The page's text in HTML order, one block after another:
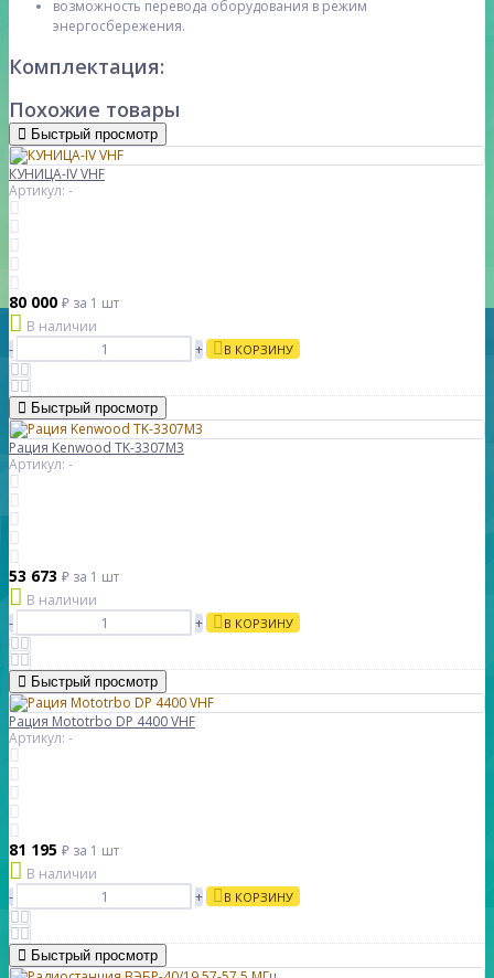
возможность перевода оборудования в режим
энергосбережения.
Комплектация:
Похожие товары
Быстрый просмотр
КУНИЦА-IV VHF
Артикул: -
80 000 ₽ за 1 шт
В наличии
-
+ В КОРЗИНУ
Быстрый просмотр
Рация Kenwood TK-3307M3
Артикул: -
53 673 ₽ за 1 шт
В наличии
-
+ В КОРЗИНУ
Быстрый просмотр
Рация Mototrbo DP 4400 VHF
Артикул: -
81 195 ₽ за 1 шт
В наличии
-
+ В КОРЗИНУ
Быстрый просмотр